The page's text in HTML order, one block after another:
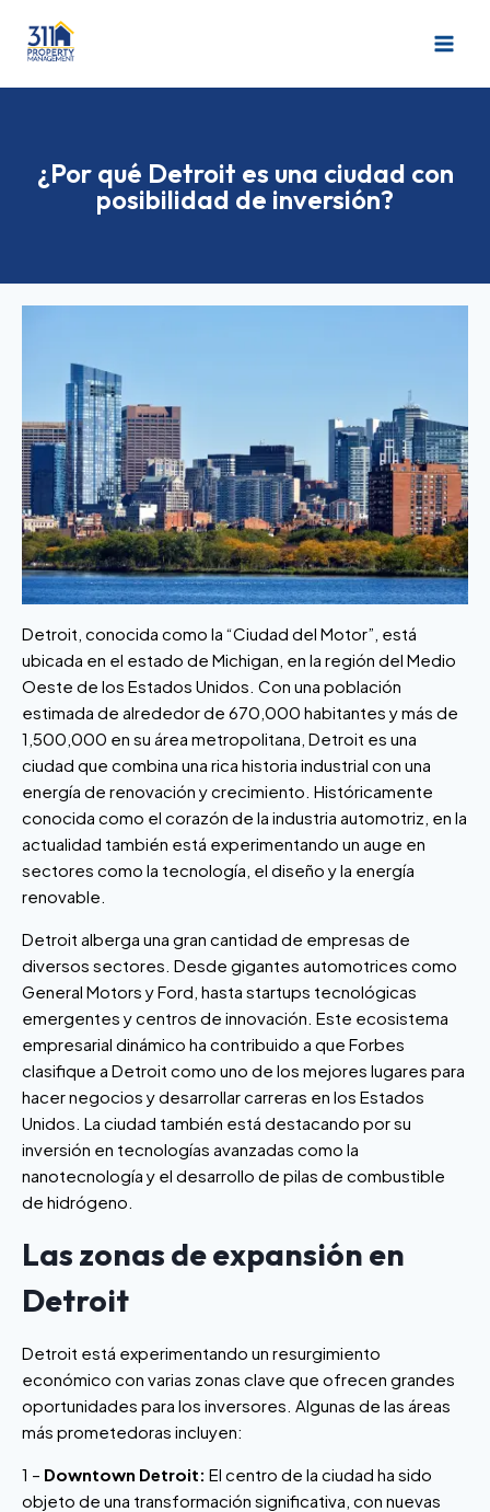
¿Por qué Detroit es una ciudad con
posibilidad de inversión?
Detroit, conocida como la “Ciudad del Motor”, está
ubicada en el estado de Michigan, en la región del Medio
Oeste de los Estados Unidos. Con una población
estimada de alrededor de 670,000 habitantes y más de
1,500,000 en su área metropolitana, Detroit es una
ciudad que combina una rica historia industrial con una
energía de renovación y crecimiento. Históricamente
conocida como el corazón de la industria automotriz, en la
actualidad también está experimentando un auge en
sectores como la tecnología, el diseño y la energía
renovable.
Detroit alberga una gran cantidad de empresas de
diversos sectores. Desde gigantes automotrices como
General Motors y Ford, hasta startups tecnológicas
emergentes y centros de innovación. Este ecosistema
empresarial dinámico ha contribuido a que Forbes
clasifique a Detroit como uno de los mejores lugares para
hacer negocios y desarrollar carreras en los Estados
Unidos. La ciudad también está destacando por su
inversión en tecnologías avanzadas como la
nanotecnología y el desarrollo de pilas de combustible
de hidrógeno.
Las zonas de expansión en
Detroit
Detroit está experimentando un resurgimiento
económico con varias zonas clave que ofrecen grandes
oportunidades para los inversores. Algunas de las áreas
más prometedoras incluyen:
1 – Downtown Detroit: El centro de la ciudad ha sido
objeto de una transformación significativa, con nuevas